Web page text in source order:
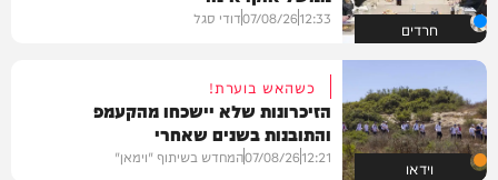
חרדים 12:33
07/08/26דודי סגל
וידאו
כשהאש בוערת!
הזיכרונות שלא יישכחו מהקעמפ
והתובנות בשנים שאחרי
12:21
07/08/26המחדש בשיתוף "וימאן"